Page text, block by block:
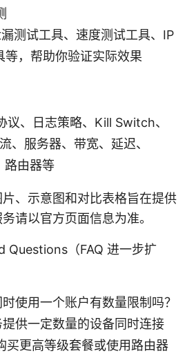
测试工具、速度测试工具、IP
等，帮助你验证实际效果
议、日志策略、Kill Switch、
、服务器、带宽、延迟、
路由器等
、示意图和对比表格旨在提供
请以官方页面信息为准。
Questions（FAQ 进一步扩
使用一个账户有数量限制吗？
供一定数量的设备同时连接
买更高等级套餐或使用路由器